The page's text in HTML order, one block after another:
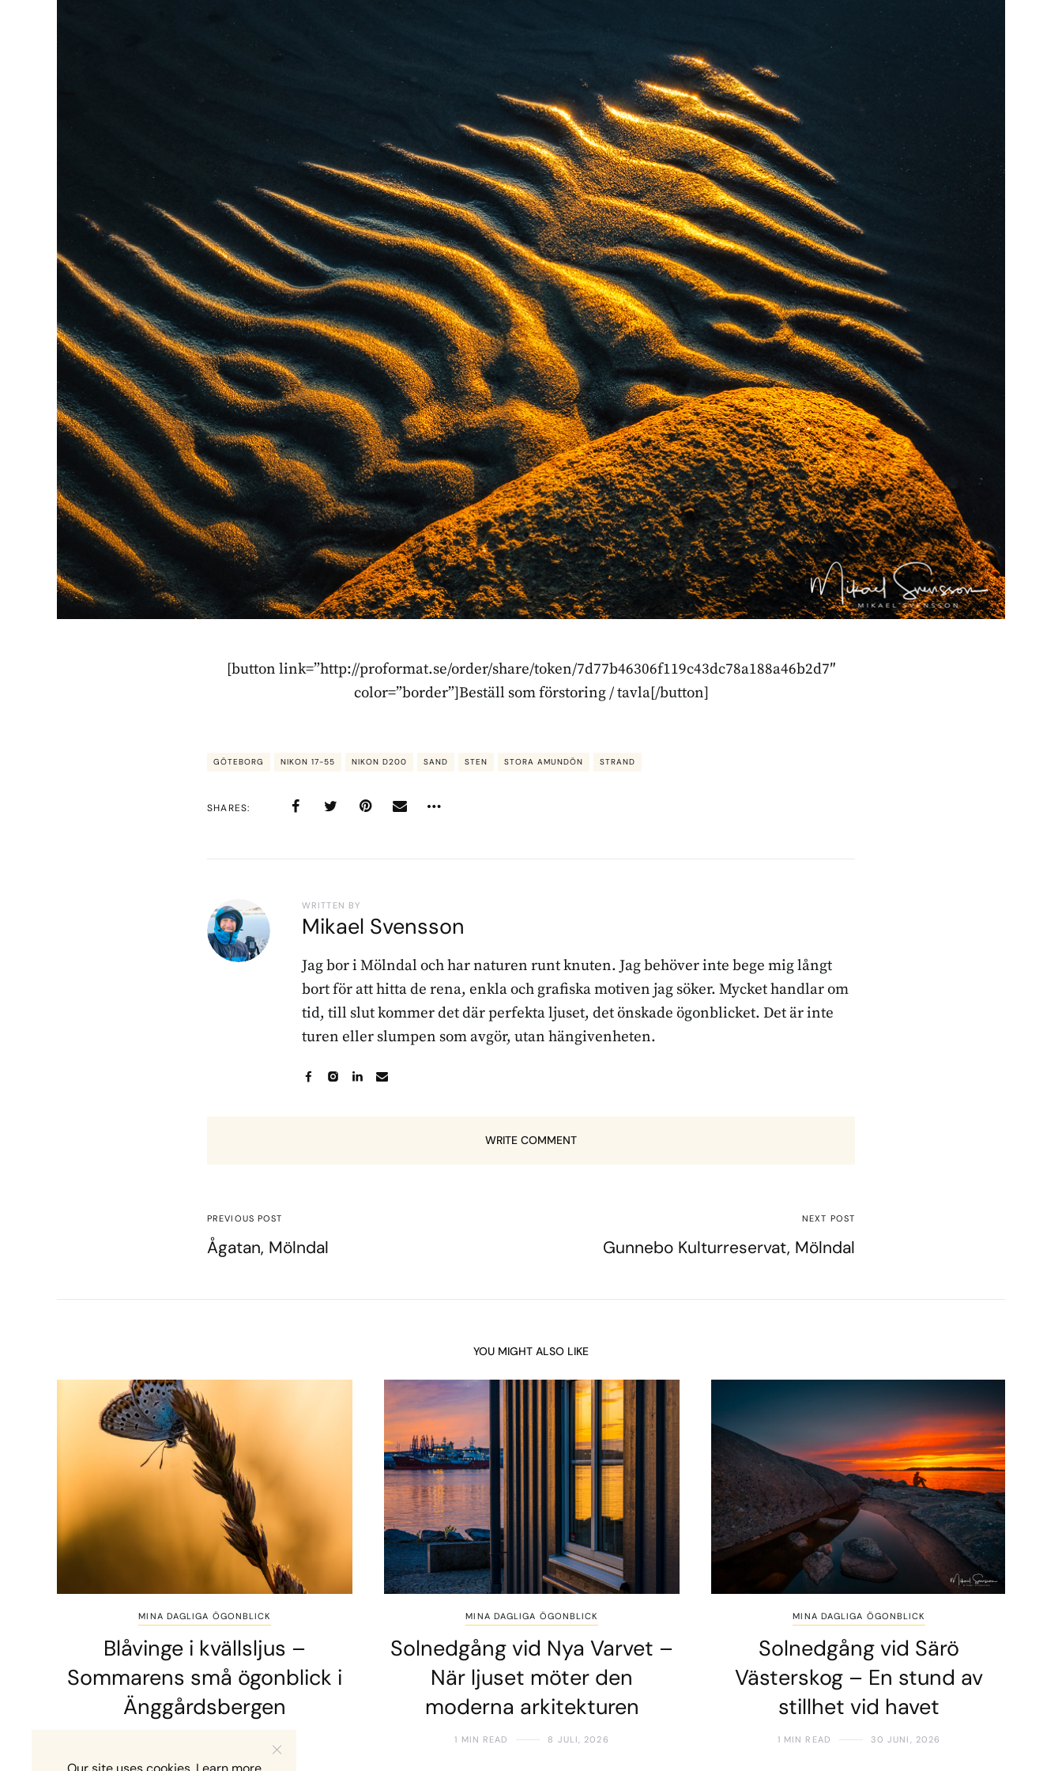
[button link=”http://proformat.se/order/share/token/7d77b46306f119c43dc78a188a46b2d7″
color=”border”]Beställ som förstoring / tavla[/button]
GÖTEBORG NIKON 17-55 NIKON D200 SAND STEN STORA AMUNDÖN STRAND
SHARES
WRITTEN BY
Mikael Svensson
Jag bor i Mölndal och har naturen runt knuten. Jag behöver inte bege mig långt
bort för att hitta de rena, enkla och grafiska motiven jag söker. Mycket handlar om
tid, till slut kommer det där perfekta ljuset, det önskade ögonblicket. Det är inte
turen eller slumpen som avgör, utan hängivenheten.
WRITE COMMENT
PREVIOUS POST
Ågatan, Mölndal
NEXT POST
Gunnebo Kulturreservat, Mölndal
YOU MIGHT ALSO LIKE
MINA DAGLIGA ÖGONBLICK
Blåvinge i kvällsljus –
Sommarens små ögonblick i
Änggårdsbergen
MINA DAGLIGA ÖGONBLICK
Solnedgång vid Nya Varvet –
När ljuset möter den
moderna arkitekturen
1 MIN READ 8 JULI, 2026
MINA DAGLIGA ÖGONBLICK
Solnedgång vid Särö
Västerskog – En stund av
stillhet vid havet
1 MIN READ 30 JUNI, 2026